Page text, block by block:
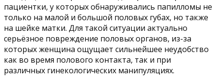
пациентки, у которых обнаруживались папилломы не
только на малой и большой половых губах, но также
на шейке матки. Для такой ситуации актуально
серьёзное повреждение половых органов, из-за
которых женщина ощущает сильнейшее неудобство
как во время полового контакта, так и при
различных гинекологических манипуляциях.